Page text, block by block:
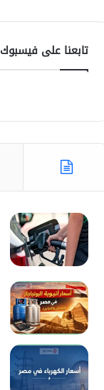
تابعنا على فيسبوك